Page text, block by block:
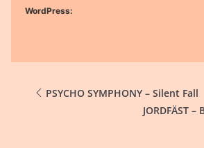
WordPress:
PSYCHO SYMPHONY – Silent Fall
JORDFÄST